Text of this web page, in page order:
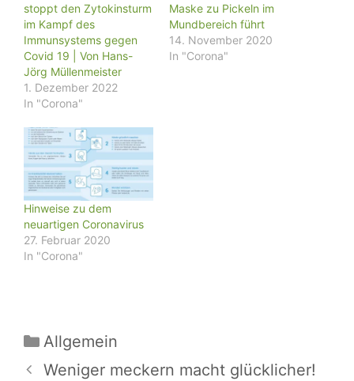
stoppt den Zytokinsturm
im Kampf des
Immunsystems gegen
Covid 19 | Von Hans-
Jörg Müllenmeister
1. Dezember 2022
In "Corona"
Maske zu Pickeln im
Mundbereich führt
14. November 2020
In "Corona"
Hinweise zu dem
neuartigen Coronavirus
27. Februar 2020
In "Corona"
Kategorien
Allgemein
Weniger meckern macht glücklicher!